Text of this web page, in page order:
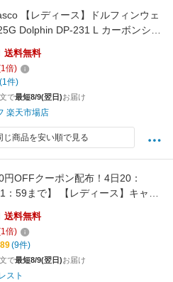
【レディース】ドルフィンウェ
Dolphin DP-231 L カーボンシャ
送料無料
1倍)
(1件)
で最短8/9(翌日)お届け
楽天市場店
じ商品を安い順で見る
円OFFクーポン配布！4日20：
：59まで】 【レディース】キャス
ウェッジ DW-123 Dolphin DP-
シャフト装着 2023年モデル
wedge］ ゴルフクラブ
送料無料
1倍)
(9件)
で最短8/9(翌日)お届け
スト